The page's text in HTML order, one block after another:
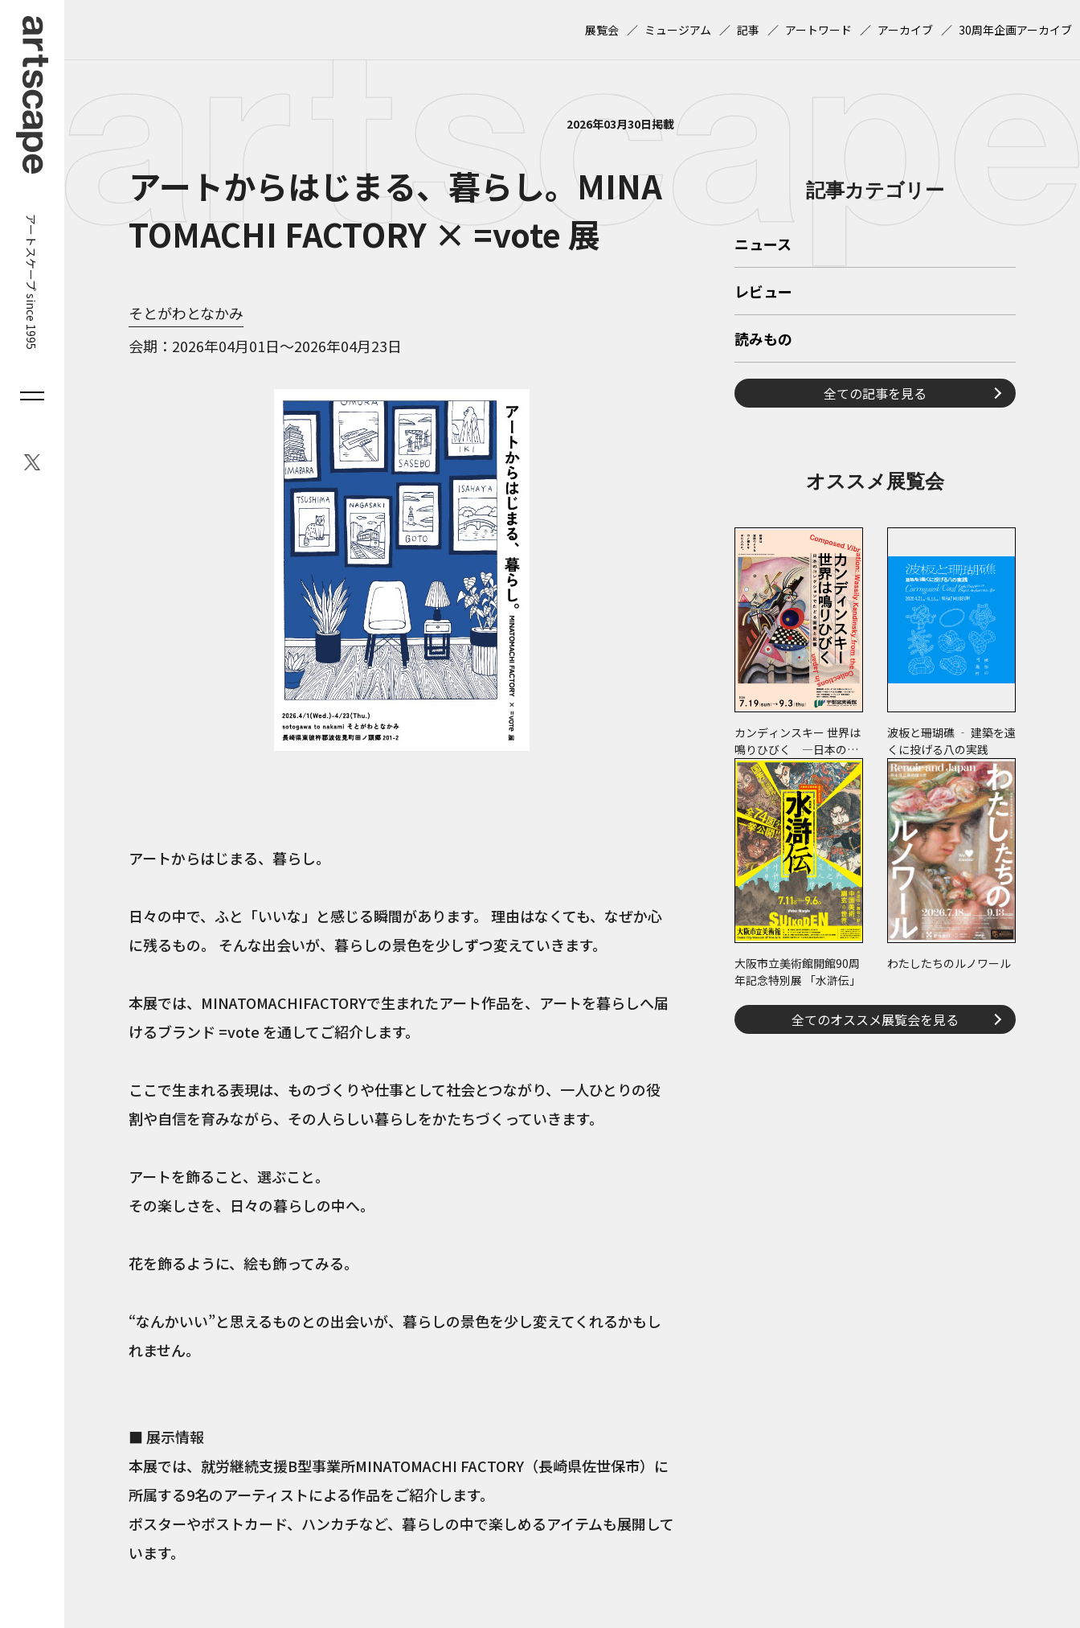
アートスケープ since 1995
展覧会 ミュージアム 記事 アートワード アーカイブ 30周年企画アーカイブ
2026年03月30日掲載
アートからはじまる、暮らし。MINA
TOMACHI FACTORY × =vote 展
そとがわとなかみ
会期
2026年04月01日～2026年04月23日
アートからはじまる、暮らし。
日々の中で、ふと「いいな」と感じる瞬間があります。 理由はなくても、なぜか心
に残るもの。 そんな出会いが、暮らしの景色を少しずつ変えていきます。
本展では、MINATOMACHIFACTORYで生まれたアート作品を、アートを暮らしへ届
けるブランド =vote を通してご紹介します。
ここで生まれる表現は、ものづくりや仕事として社会とつながり、一人ひとりの役
割や自信を育みながら、その人らしい暮らしをかたちづくっていきます。
アートを飾ること、選ぶこと。
その楽しさを、日々の暮らしの中へ。
花を飾るように、絵も飾ってみる。
“なんかいい”と思えるものとの出会いが、暮らしの景色を少し変えてくれるかもし
れません。
■ 展示情報
本展では、就労継続支援B型事業所MINATOMACHI FACTORY（長崎県佐世保市）に
所属する9名のアーティストによる作品をご紹介します。
ポスターやポストカード、ハンカチなど、暮らしの中で楽しめるアイテムも展開して
います。
記事カテゴリー
ニュース
レビュー
読みもの
全ての記事を見る
オススメ展覧会
カンディンスキー 世界は
鳴りひびく ―日本のコ
レクションでたどる画業
と反響―
波板と珊瑚礁 ‐ 建築を遠
くに投げる八の実践
大阪市立美術館開館90周
年記念特別展 「水滸伝」
わたしたちのルノワール
全てのオススメ展覧会を見る